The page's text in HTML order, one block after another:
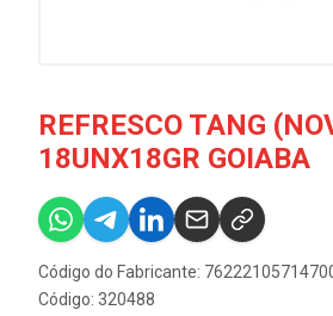
REFRESCO TANG
18UNX18GR GOIABA
Código do Fabricante:
Código: 320488